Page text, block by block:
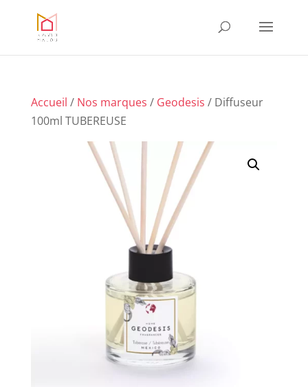
Accueil / Nos marques / Geodesis / Diffuseur
100ml TUBEREUSE